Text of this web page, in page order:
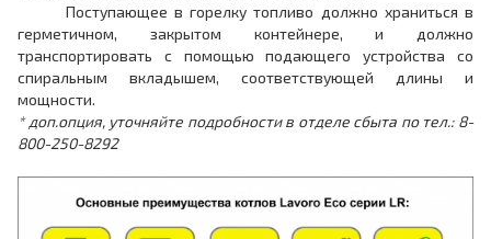
Поступающее в горелку топливо должно храниться в
герметичном, закрытом контейнере, и должно
транспортировать с помощью подающего устройства со
спиральным вкладышем, соответствующей длины и
мощности.
* доп.опция, уточняйте подробности в отделе сбыта по тел.: 8-
800-250-8292